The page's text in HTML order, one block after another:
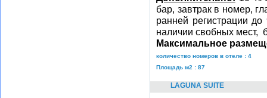
бар, завтрак в номер,
ранней регистрации
наличии свобных мест,
Максимальное
количество номеров в отеле : 4
Площадь м2 : 87
LAGUNA SUITE